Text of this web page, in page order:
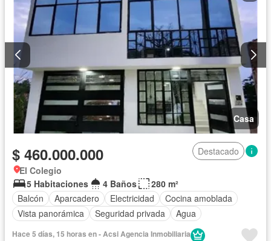
Casa
$ 460.000.000
Destacado
El Colegio
5 Habitaciones
4 Baños
280 m²
Balcón
Aparcadero Electricidad
Cocina amoblada
Vista panorámica
Seguridad privada Agua
Hace 5 días, 15 horas en - Acsi Agencia Inmobiliaria